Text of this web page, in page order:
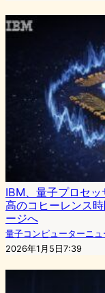
IBM、量子プロセ
高のコヒーレンス
ージへ
量子コンピューターニュ
2026年1月5日7:39